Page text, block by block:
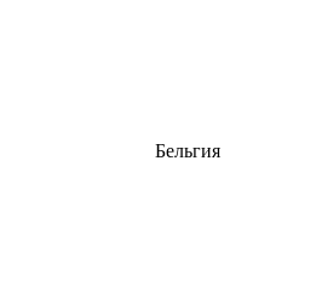
Бельгия